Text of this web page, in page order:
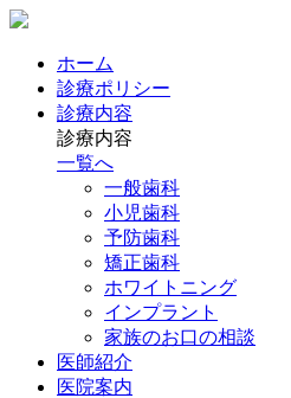
ホーム
診療ポリシー
診療内容
診療内容
一覧へ
一般歯科
小児歯科
予防歯科
矯正歯科
ホワイトニング
インプラント
家族のお口の相談
医師紹介
医院案内